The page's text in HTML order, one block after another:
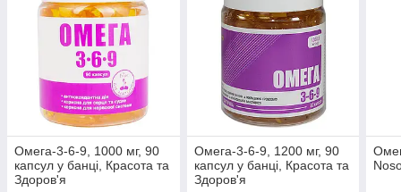
Омега-3-6-9, 1000 мг, 90
капсул у банці, Красота та
Здоров'я
Омега-3-6-9, 1200 мг, 90
капсул у банці, Красота та
Здоров'я